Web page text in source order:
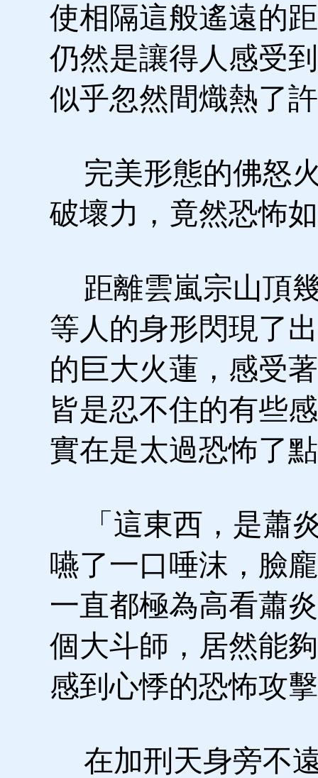
使相隔這般遙遠的
仍然是讓得人感受
似乎忽然間熾熱了
完美形態的佛怒
破壞力，竟然恐怖
距離雲嵐宗山頂
等人的身形閃現了
的巨大火蓮，感受
皆是忍不住的有些
實在是太過恐怖了
「這東西，是蕭
嚥了一口唾沫，臉
一直都極為高看蕭
個大斗師，居然能
感到心悸的恐怖攻
在加刑天身旁不